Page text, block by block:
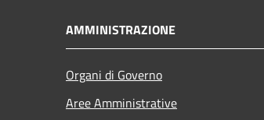
AMMINISTRAZIONE
Organi di Governo
Aree Amministrative